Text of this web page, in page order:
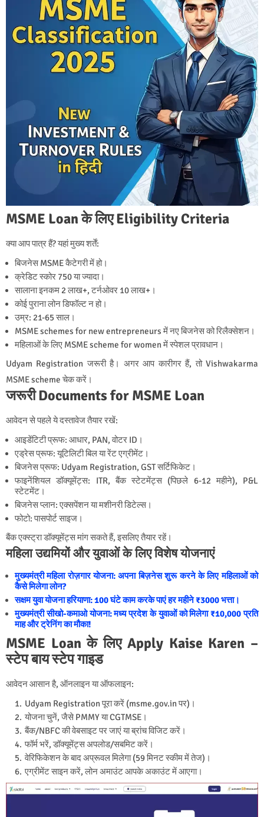
MSME Loan के लिए Eligibility Criteria
क्या आप पात्र हैं? यहां मुख्य शर्तें:
बिजनेस MSME कैटेगरी में हो।
क्रेडिट स्कोर 750 या ज्यादा।
सालाना इनकम 2 लाख+, टर्नओवर 10 लाख+।
कोई पुराना लोन डिफॉल्ट न हो।
उम्र: 21-65 साल।
MSME schemes for new entrepreneurs में नए बिजनेस को रिलैक्सेशन।
महिलाओं के लिए MSME scheme for women में स्पेशल प्रावधान।
Udyam Registration जरूरी है। अगर आप कारीगर हैं, तो Vishwakarma
MSME scheme चेक करें।
जरूरी Documents for MSME Loan
आवेदन से पहले ये दस्तावेज तैयार रखें:
आइडेंटिटी प्रूफ: आधार, PAN, वोटर ID।
एड्रेस प्रूफ: यूटिलिटी बिल या रेंट एग्रीमेंट।
बिजनेस प्रूफ: Udyam Registration, GST सर्टिफिकेट।
फाइनेंशियल डॉक्यूमेंट्स: ITR, बैंक स्टेटमेंट्स (पिछले 6-12 महीने), P&L
स्टेटमेंट।
बिजनेस प्लान: एक्सपेंशन या मशीनरी डिटेल्स।
फोटो: पासपोर्ट साइज।
बैंक एक्स्ट्रा डॉक्यूमेंट्स मांग सकते हैं, इसलिए तैयार रहें।
महिला उद्यमियों और युवाओं के लिए विशेष योजनाएं
मुख्यमंत्री महिला रोज़गार योजना: अपना बिज़नेस शुरू करने के लिए महिलाओं को
कैसे मिलेगा लोन?
सक्षम युवा योजना हरियाणा: 100 घंटे काम करके पाएं हर महीने ₹3000 भत्ता।
मुख्यमंत्री सीखो-कमाओ योजना: मध्य प्रदेश के युवाओं को मिलेगा ₹10,000 प्रति
माह और ट्रेनिंग का मौका!
MSME Loan के लिए Apply Kaise Karen –
स्टेप बाय स्टेप गाइड
आवेदन आसान है, ऑनलाइन या ऑफलाइन:
Udyam Registration पूरा करें (msme.gov.in पर)।
योजना चुनें, जैसे PMMY या CGTMSE।
बैंक/NBFC की वेबसाइट पर जाएं या ब्रांच विजिट करें।
फॉर्म भरें, डॉक्यूमेंट्स अपलोड/सबमिट करें।
वेरिफिकेशन के बाद अप्रूवल मिलेगा (59 मिनट स्कीम में तेज)।
एग्रीमेंट साइन करें, लोन अमाउंट आपके अकाउंट में आएगा।